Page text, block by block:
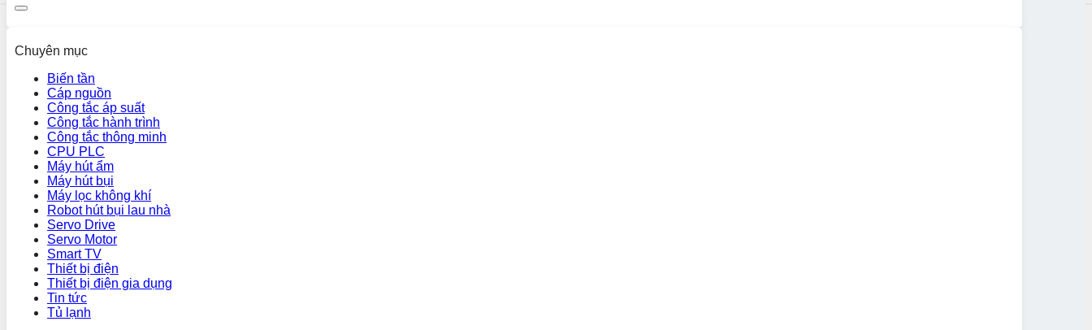
Chuyên mục
Biến tần
Cáp nguồn
Công tắc áp suất
Công tắc hành trình
Công tắc thông minh
CPU PLC
Máy hút ẩm
Máy hút bụi
Máy lọc không khí
Robot hút bụi lau nhà
Servo Drive
Servo Motor
Smart TV
Thiết bị điện
Thiết bị điện gia dụng
Tin tức
Tủ lạnh